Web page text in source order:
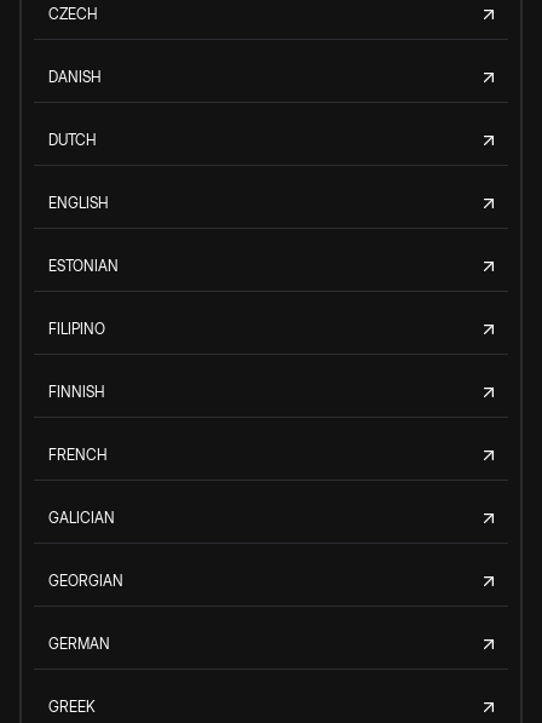
CZECH
DANISH
DUTCH
ENGLISH
ESTONIAN
FILIPINO
FINNISH
FRENCH
GALICIAN
GEORGIAN
GERMAN
GREEK